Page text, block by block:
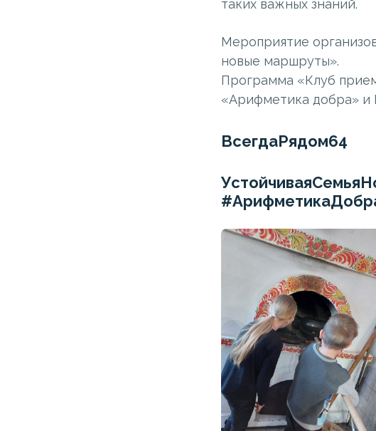
таких важных знаний.
Мероприятие
новые маршруты».
Программа «Клуб
«Арифметика добра»
ВсегдаРядом64